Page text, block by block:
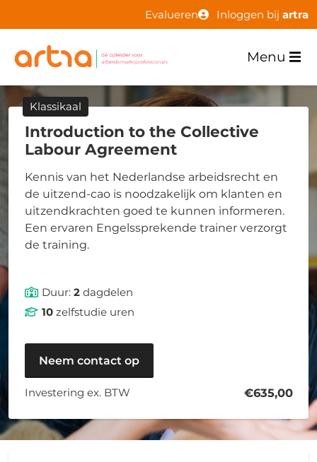
Evalueren Inloggen bij artra
Menu
Klassikaal
Introduction to the Collective
Labour Agreement
Kennis van het Nederlandse arbeidsrecht en
de uitzend-cao is noodzakelijk om klanten en
uitzendkrachten goed te kunnen informeren.
Een ervaren Engelssprekende trainer verzorgt
de training.
Duur: 2dagdelen
10zelfstudie uren
Neem contact op
Investering ex. BTW €635,00